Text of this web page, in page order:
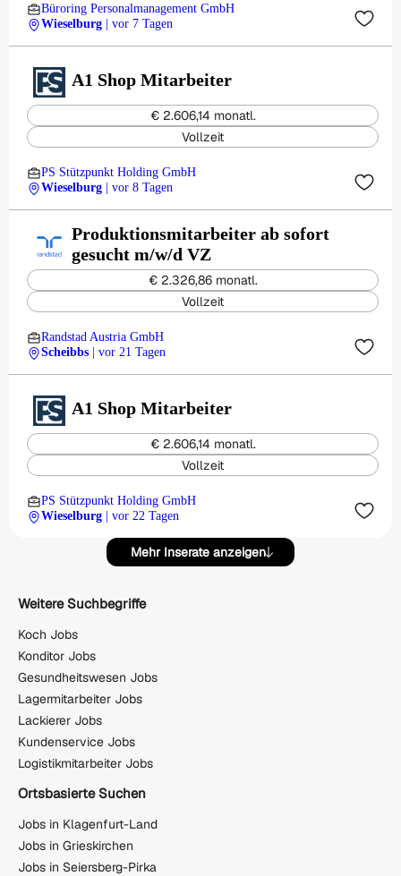
Büroring Personalmanagement GmbH
Wieselburg
| vor 7 Tagen
A1 Shop Mitarbeiter
€ 2.606,14 monatl.
Vollzeit
PS Stützpunkt Holding GmbH
Wieselburg
| vor 8 Tagen
Produktionsmitarbeiter ab sofort
gesucht m/w/d VZ
€ 2.326,86 monatl.
Vollzeit
Randstad Austria GmbH
Scheibbs
| vor 21 Tagen
A1 Shop Mitarbeiter
€ 2.606,14 monatl.
Vollzeit
PS Stützpunkt Holding GmbH
Wieselburg
| vor 22 Tagen
Mehr Inserate anzeigen
Weitere Suchbegriffe
Koch Jobs
Konditor Jobs
Gesundheitswesen Jobs
Lagermitarbeiter Jobs
Lackierer Jobs
Kundenservice Jobs
Logistikmitarbeiter Jobs
Ortsbasierte Suchen
Jobs in Klagenfurt-Land
Jobs in Grieskirchen
Jobs in Seiersberg-Pirka